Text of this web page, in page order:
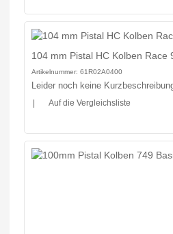
104 mm Pistal HC Kolben Race
Artikelnummer: 61R02A0400
Leider noch keine
Auf die Vergleichsliste